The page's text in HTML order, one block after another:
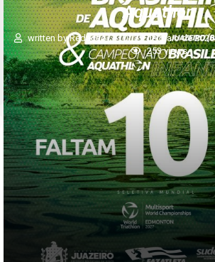
Aquathon
written byRedação 29 de maio de 2026
253views